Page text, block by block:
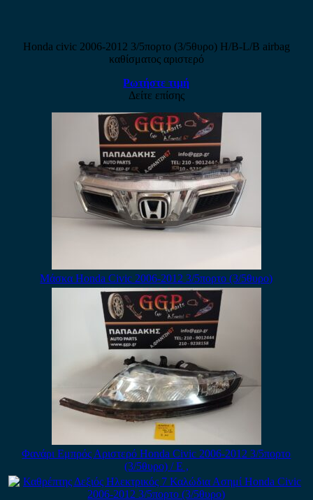
Honda civic 2006-2012 3/5πορτο (3/5θυρο) H/B-L/B airbag
καθίσματος αριστερό
Ρωτήστε τιμή
Δείτε επίσης
Μάσκα Honda Civic 2006-2012 3/5πορτο (3/5θυρο)
Φανάρι Εμπρός Αριστερό Honda Civic 2006-2012 3/5πορτο
(3/5θυρο) / Ε ,